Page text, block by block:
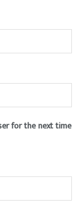
for the next time